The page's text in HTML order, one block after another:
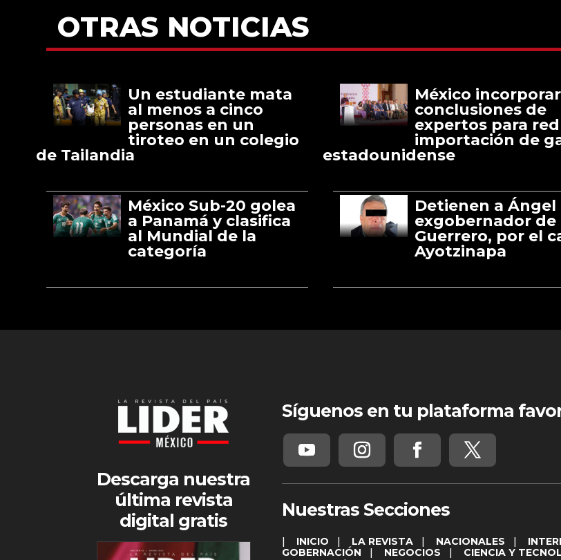
OTRAS NOTICIAS
Un estudiante mata
al menos a cinco
personas en un
tiroteo en un colegio
de Tailandia
México
conclusiones de
expertos para
importación de
estadounidense
México Sub-20 golea
a Panamá y clasifica
al Mundial de la
categoría
Detienen a Ángel
exgobernador de
Guerrero, por el
Ayotzinapa
Descarga nuestra
última revista
digital gratis
Síguenos en tu plataforma
Nuestras Secciones
| INICIO | LA REVISTA| NACIONALES |
GOBERNACIÓN | NEGOCIOS | CIENCIA Y